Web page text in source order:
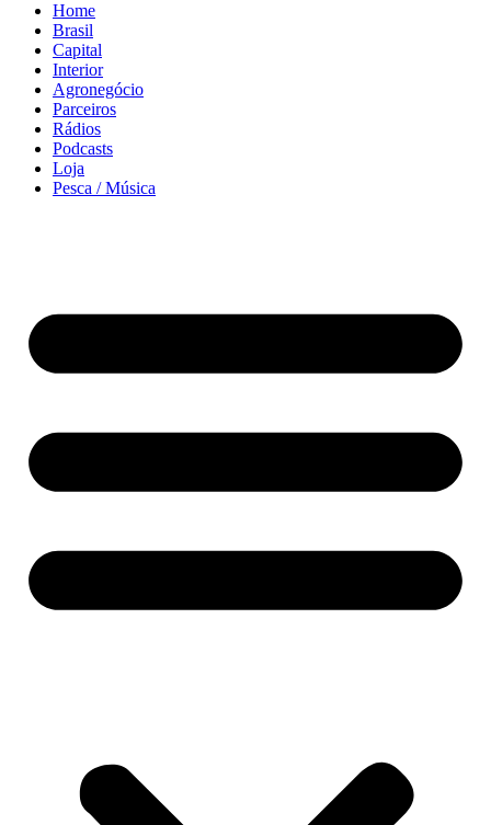
Home
Brasil
Capital
Interior
Agronegócio
Parceiros
Rádios
Podcasts
Loja
Pesca / Música